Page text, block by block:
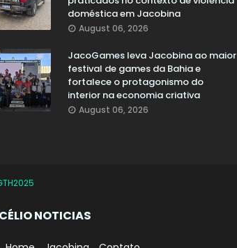
doméstica em Jacobina
August 06, 2026
JacoGames leva Jacobina ao maior
festival de games da Bahia e
fortalece o protagonismo do
interior na economia criativa
August 06, 2026
CÉLIO NOTICIAS